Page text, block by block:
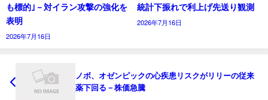
も標的｣－対イラン攻撃の強化を
表明
2026年7月16日
統計下振れで利上げ先送り観測
2026年7月16日
ノボ、オゼンピックの心疾患リスクがリリーの従来
薬下回る－株価急騰